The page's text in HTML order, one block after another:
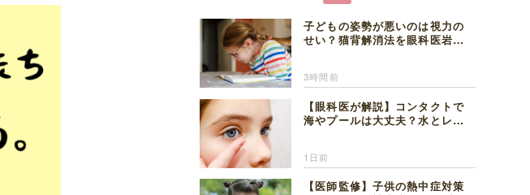
子どもの姿勢が悪いのは視力の
せい？猫背解消法を眼科医岩見
3時間前
【眼科医が解説】コンタクトで
海やプールは大丈夫？水とレン
1日前
【医師監修】子供の熱中症対策